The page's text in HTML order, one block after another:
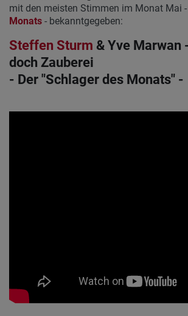
mit den meisten Stimmen im Monat Mai
Monats - bekanntgegeben:
Steffen Sturm & Yve Marwan
doch Zauberei
- Der "Schlager des Monats" -